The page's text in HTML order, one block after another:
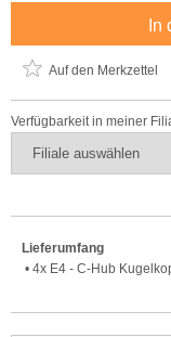
In
Auf den Merkzettel
Verfügbarkeit in meiner
Lieferumfang
• 4x E4 - C-Hub